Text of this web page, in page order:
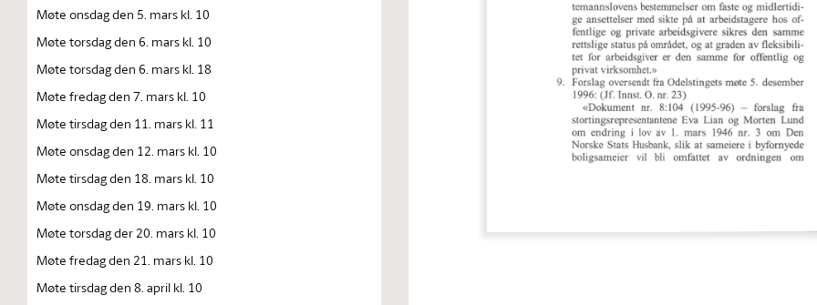
Møte onsdag den 5. mars kl. 10
Møte torsdag den 6. mars kl. 10
Møte torsdag den 6. mars kl. 18
Møte fredag den 7. mars kl. 10
Møte tirsdag den 11. mars kl. 11
Møte onsdag den 12. mars kl. 10
Møte tirsdag den 18. mars kl. 10
Møte onsdag den 19. mars kl. 10
Møte torsdag der 20. mars kl. 10
Møte fredag den 21. mars kl. 10
Møte tirsdag den 8. april kl. 10